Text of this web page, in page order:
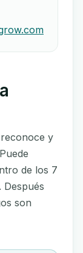
y
de los 7
Después
son